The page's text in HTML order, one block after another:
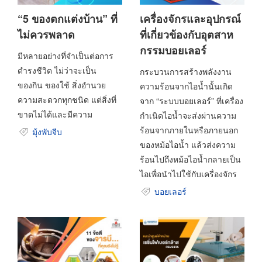
“5 ของตกแต่งบ้าน” ที่
ไม่ควรพลาด
มีหลายอย่างที่จำเป็นต่อการ
ดำรงชีวิต ไม่ว่าจะเป็น
ของกิน ของใช้ สิ่งอำนวย
ความสะดวกทุกชนิด แต่สิ่งที่
ขาดไม่ได้และมีความ
มุ้งพับจีบ
เครื่องจักรและอุปกรณ์
ที่เกี่ยวข้องกับอุตสาห
กรรมบอยเลอร์
กระบวนการสร้างพลังงาน
ความร้อนจากไอน้ำนั้นเกิด
จาก “ระบบบอยเลอร์” ที่เครื่อง
กำเนิดไอน้ำจะส่งผ่านความ
ร้อนจากภายในหรือภายนอก
ของหม้อไอน้ำ แล้วส่งความ
ร้อนไปถึงหม้อไอน้ำกลายเป็น
ไอเพื่อนำไปใช้กับเครื่องจักร
บอยเลอร์